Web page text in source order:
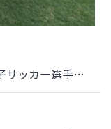
＜ユース＞JFA 第29回全日本U-18女子サッカー選手権大会 1回戦 朝日インテック・ラブリッジ名古屋U-18戦 結果のお知らせ